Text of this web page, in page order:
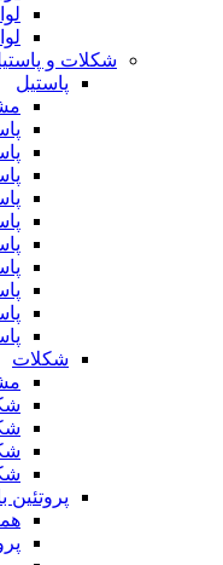
شکلات و
پاستیل
شکلات
پروتئین